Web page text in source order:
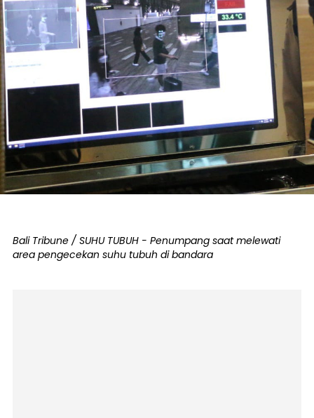
Bali Tribune / SUHU TUBUH - Penumpang saat melewati
area pengecekan suhu tubuh di bandara